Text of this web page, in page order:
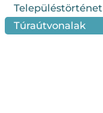
Településtörténet
Túraútvonalak